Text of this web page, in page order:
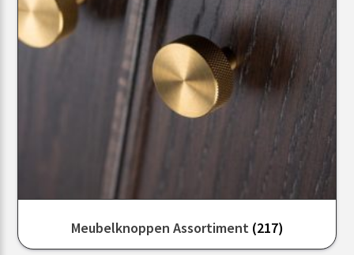
Meubelknoppen Assortiment (217)